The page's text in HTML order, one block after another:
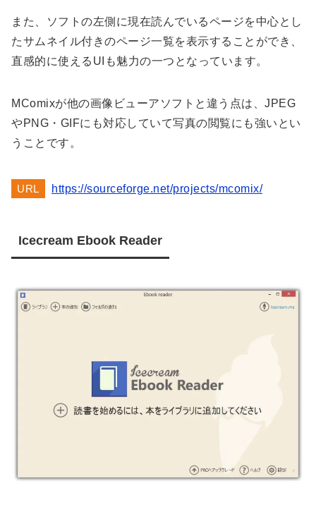
また、ソフトの左側に現在読んでいるページを中心とし
たサムネイル付きのページ一覧を表示することができ、
直感的に使えるUIも魅力の一つとなっています。
MComixが他の画像ビューアソフトと違う点は、JPEG
やPNG・GIFにも対応していて写真の閲覧にも強いとい
うことです。
URL https://sourceforge.net/projects/mcomix/
Icecream Ebook Reader